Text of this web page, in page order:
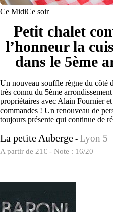
Ce MidiCe soir
Petit chalet
l’honneur la
dans le 5ème
Un nouveau souffle règne du côté
très connu du 5ème
propriétaires avec Alain Fournier
commandes ! Un renouveau de
toujours présente qui continue de
La petite Auberge - Lyon 5
A partir de 21€ - Note : 16/20